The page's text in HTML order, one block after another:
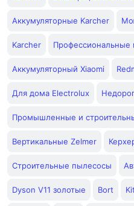
Аккумуляторные Karcher
Karcher
Аккумуляторный Xiaomi
Для дома Electrolux
Промышленные и
Вертикальные Zelmer
Строительные пылесосы
Dyson V11 золотые Bort